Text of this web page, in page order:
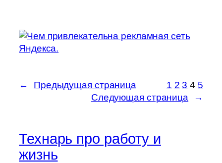
← Предыдущая страница 1 2 3 4 5
Следующая страница
→
Технарь про работу и
жизнь